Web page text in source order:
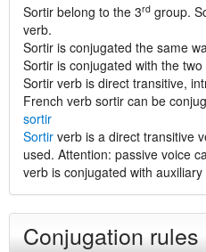
Sortir belong to the 3rd group.
verb.
Sortir is conjugated the same
Sortir is conjugated with the
Sortir verb is direct transitive,
French verb sortir can be
sortir
Sortir verb is a direct transitive
used. Attention: passive voice
verb is conjugated with auxiliary
Conjugation rules